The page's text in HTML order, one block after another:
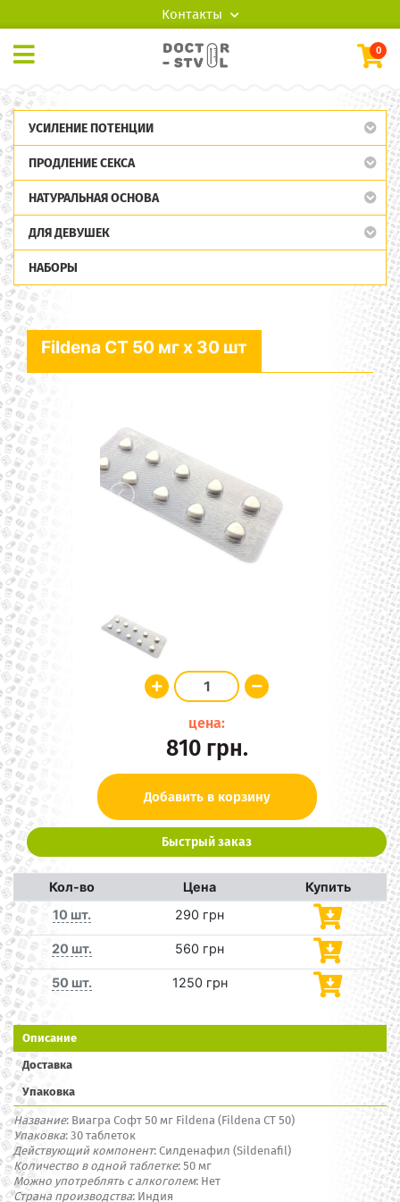
Контакты
0
УСИЛЕНИЕ ПОТЕНЦИИ
ПРОДЛЕНИЕ СЕКСА
НАТУРАЛЬНАЯ ОСНОВА
ДЛЯ ДЕВУШЕК
НАБОРЫ
Fildena CT 50 мг x 30 шт
Кол-во Цена
Купить
10 шт.
290 грн
20 шт. 560 грн
50 шт. 1250 грн
Описание
Доставка
Упаковка
Название: Виагра Софт 50 мг Fildena (Fildena CT 50)
Упаковка: 30 таблеток
Действующий компонент: Силденафил (Sildenafil)
Количество в одной таблетке: 50 мг
Можно употреблять с алкоголем: Нет
Страна производства: Индия
цена:
810грн.
Добавить в корзину
Быстрый заказ